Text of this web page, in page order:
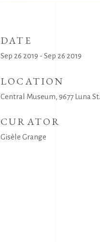
DATE
Sep 26 2019 - Sep 26 2019
LOCATION
Central Museum, 9677 Luna St.
CURATOR
Gisèle Grange